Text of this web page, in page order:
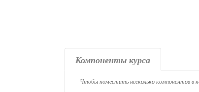
Компоненты курса
Чтобы поместить несколько компонентов в